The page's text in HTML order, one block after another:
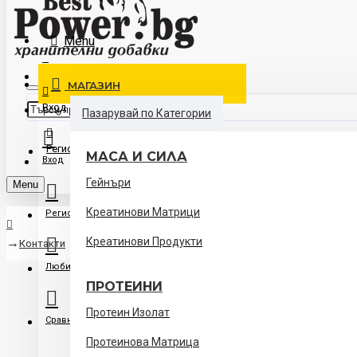
Контакти
Вход
Регистрация
Любими
Сравни
Menu
МАГАЗИН
Пазарувай по Категории
МАСА И СИЛА
Гейнъри
Креатинови Матрици
Креатинови Продукти
ПРОТЕИНИ
Протеин Изолат
Протеинова Матрица
Вход
Регистрация
Menu
Контакти